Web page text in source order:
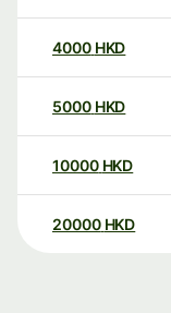
4000 HKD
5000 HKD
10000 HKD
20000 HKD